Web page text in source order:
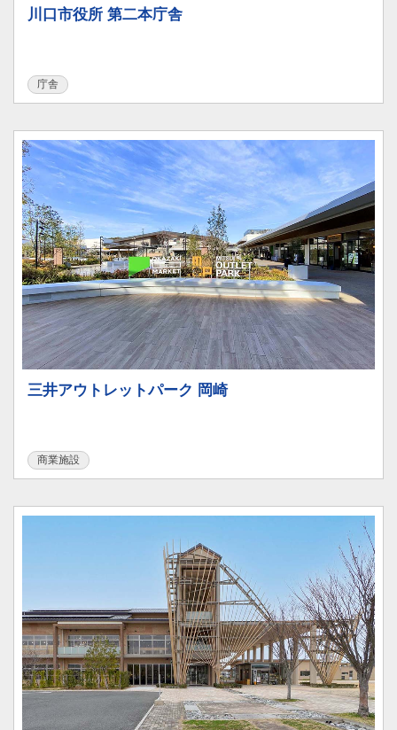
川口市役所 第二本庁舎
庁舎
三井アウトレットパーク 岡崎
商業施設